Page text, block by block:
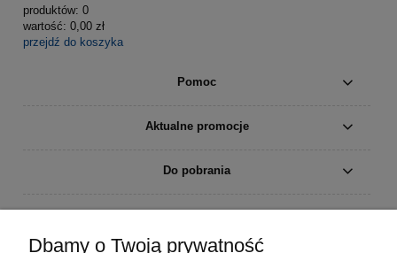
produktów: 0
wartość: 0,00 zł
przejdź do koszyka
Pomoc
Aktualne promocje
Do pobrania
Dbamy o Twoją prywatność